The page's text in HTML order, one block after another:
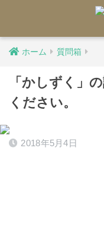
ホーム 質問箱
「かしずく」
ください。
2018年5月4日